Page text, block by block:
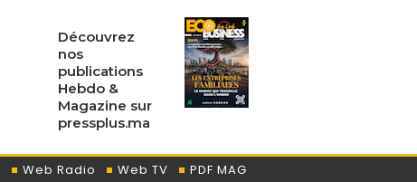
Découvrez
nos
publications
Hebdo &
Magazine sur
pressplus.ma
Web Radio Web TV
PDF MAG